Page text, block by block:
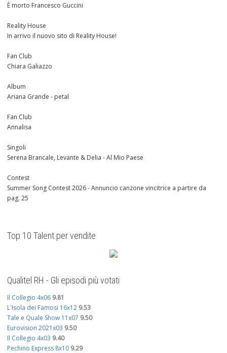
È morto Francesco Guccini
Reality House
In arrivo il nuovo sito di Reality House!
Fan Club
Chiara Galiazzo
Album
Ariana Grande - petal
Fan Club
Annalisa
Singoli
Serena Brancale, Levante & Delia - Al Mio Paese
Contest
Summer Song Contest 2026 - Annuncio canzone vincitrice a partire da
pag. 25
Top 10 Talent per vendite
Qualitel RH - Gli episodi più votati
Il Collegio 4x06 9.81
L'Isola dei Famosi 16x12 9.53
Tale e Quale Show 11x07 9.50
Eurovision 2021x03 9.50
Il Collegio 4x03 9.40
Pechino Express 8x10 9.29